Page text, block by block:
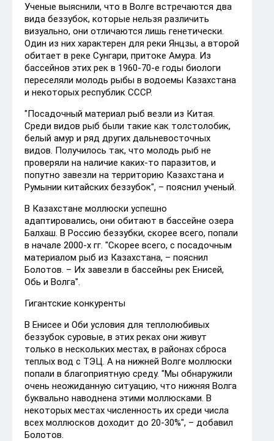
Ученые выяснили, что в Волге встречаются два
вида беззубок, которые нельзя различить
визуально, они отличаются лишь генетически.
Один из них характерен для реки Янцзы, а второй
обитает в реке Сунгари, притоке Амура. Из
бассейнов этих рек в 1960-70-е годы биологи
переселяли молодь рыбы в водоемы Казахстана
и некоторых республик СССР.
"Посадочный материал рыб везли из Китая.
Среди видов рыб были такие как толстолобик,
белый амур и ряд других дальневосточных
видов. Получилось так, что молодь рыб не
проверяли на наличие каких-то паразитов, и
попутно завезли на территорию Казахстана и
Румынии китайских беззубок", – пояснил ученый.
В Казахстане моллюски успешно
адаптировались, они обитают в бассейне озера
Балхаш. В Россию беззубки, скорее всего, попали
в начале 2000-х гг. "Скорее всего, с посадочным
материалом рыб из Казахстана, – пояснил
Болотов. – Их завезли в бассейны рек Енисей,
Обь и Волга".
Гигантские конкуренты
В Енисее и Оби условия для теплолюбивых
беззубок суровые, в этих реках они живут
только в нескольких местах, в районах сброса
теплых вод с ТЭЦ. А на нижней Волге моллюски
попали в благоприятную среду. "Мы обнаружили
очень неожиданную ситуацию, что нижняя Волга
буквально наводнена этими моллюсками. В
некоторых местах численность их среди числа
всех моллюсков доходит до 20-30%", – добавил
Болотов.